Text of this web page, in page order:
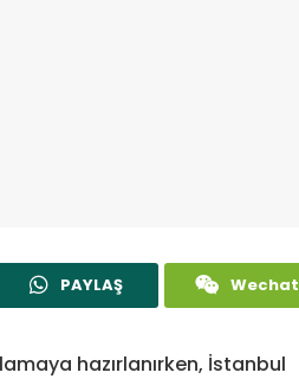
PAYLAŞ Wechat
hazırlanırken, İstanbul